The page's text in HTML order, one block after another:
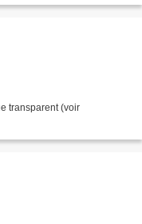
transparent (voir